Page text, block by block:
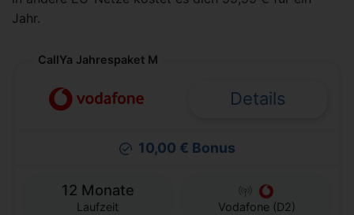
Jahr.
CallYa Jahrespaket M
Details
10,00 € Bonus
12 Monate
Laufzeit Vodafone (D2)